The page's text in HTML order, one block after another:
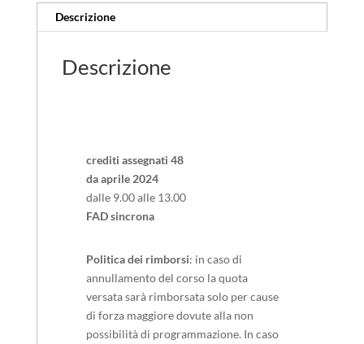
Descrizione
Descrizione
crediti assegnati 48
da aprile 2024
dalle 9.00 alle 13.00
FAD sincrona
Politica dei rimborsi: in caso di
annullamento del corso la quota
versata sarà rimborsata solo per cause
di forza maggiore dovute alla non
possibilità di programmazione. In caso